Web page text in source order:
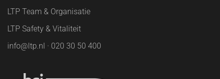
LTP Team & Organisatie
LTP Safety & Vitaliteit
info@ltp.nl · 020 30 50 400